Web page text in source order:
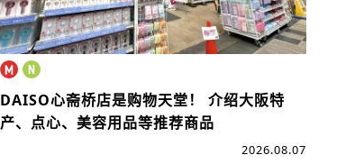
DAISO心斋桥店是购物天堂！介绍大阪特
产、点心、美容用品等推荐商品
2026.08.07